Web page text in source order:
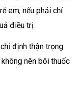
em, nếu phải chỉ
điều trị.
định thận trọng
nên bôi thuốc